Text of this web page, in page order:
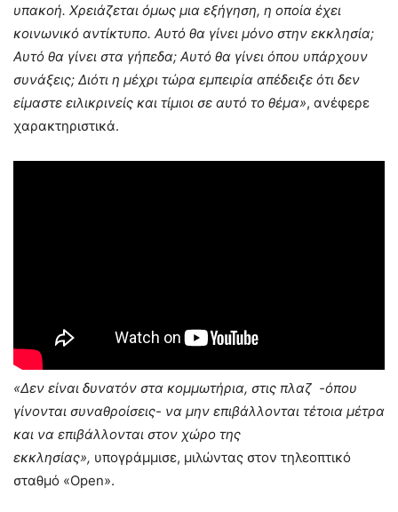
υπακοή. Χρειάζεται όμως μια εξήγηση, η οποία έχει
κοινωνικό αντίκτυπο. Αυτό θα γίνει μόνο στην εκκλησία;
Αυτό θα γίνει στα γήπεδα; Αυτό θα γίνει όπου υπάρχουν
συνάξεις; Διότι η μέχρι τώρα εμπειρία απέδειξε ότι δεν
είμαστε ειλικρινείς και τίμιοι σε αυτό το θέμα», ανέφερε
χαρακτηριστικά.
«Δεν είναι δυνατόν στα κομμωτήρια, στις πλαζ -όπου
γίνονται συναθροίσεις- να μην επιβάλλονται τέτοια μέτρα
και να επιβάλλονται στον χώρο της
εκκλησίας», υπογράμμισε, μιλώντας στον τηλεοπτικό
σταθμό «Open».